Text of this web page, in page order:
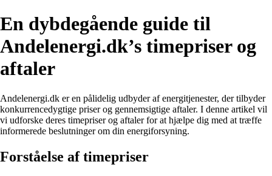
En dybdegående guide til
Andelenergi.dk’s timepriser og
aftaler
Andelenergi.dk er en pålidelig udbyder af energitjenester, der tilbyder
konkurrencedygtige priser og gennemsigtige aftaler. I denne artikel vil
vi udforske deres timepriser og aftaler for at hjælpe dig med at træffe
informerede beslutninger om din energiforsyning.
Forståelse af timepriser